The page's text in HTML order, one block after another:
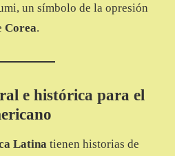
un símbolo de la opresión
Corea.
e histórica para el
Latina tienen historias de